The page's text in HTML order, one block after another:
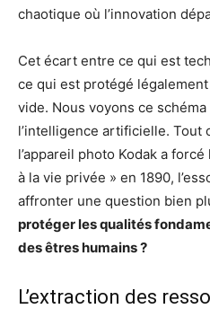
chaotique où l’innovation
Cet écart entre ce qui est
ce qui est protégé
vide. Nous voyons ce
l’intelligence artificielle. Tout
l’appareil photo Kodak a
à la vie privée » en 1890,
affronter une question bien
protéger les qualités
des êtres humains ?
L’extraction des